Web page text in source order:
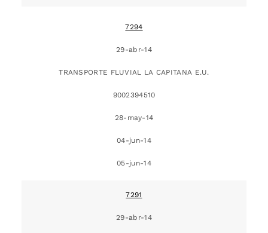
7294
29-abr-14
TRANSPORTE FLUVIAL LA CAPITANA E.U.
9002394510
28-may-14
04-jun-14
05-jun-14
7291
29-abr-14